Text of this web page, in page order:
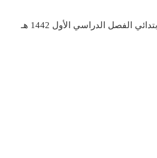
الفصل الدراسي الأول 1442 هـ